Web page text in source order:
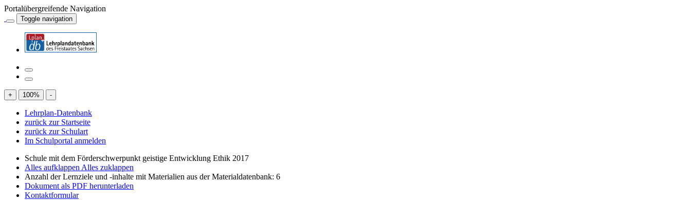
Portalübergreifende Navigation
Toggle navigation
+ 100% -
Lehrplan-Datenbank
zurück zur Startseite
zurück zur Schulart
Im Schulportal anmelden
Schule mit dem Förderschwerpunkt geistige Entwicklung Ethik 2017
Alles aufklappen Alles zuklappen
Anzahl der Lernziele und -inhalte mit Materialien aus der Materialdatenbank: 6
Dokument als PDF herunterladen
Kontaktformular